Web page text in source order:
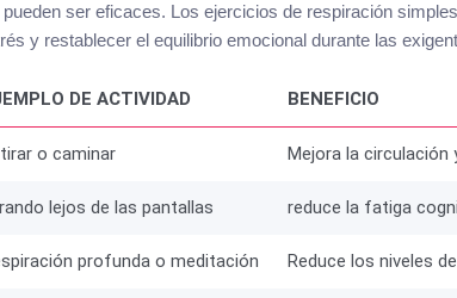
ser eficaces. Los ejercicios de respiración
y restablecer el equilibrio emocional durante las
DE ACTIVIDAD BENEFICIO
o caminar Mejora la circulación
lejos de las pantallas reduce la fatiga
profunda o meditación Reduce los niveles